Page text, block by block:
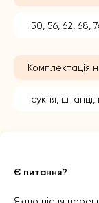
50, 56, 62, 68,
Комплектація
сукня,
Є питання?
Якщо після